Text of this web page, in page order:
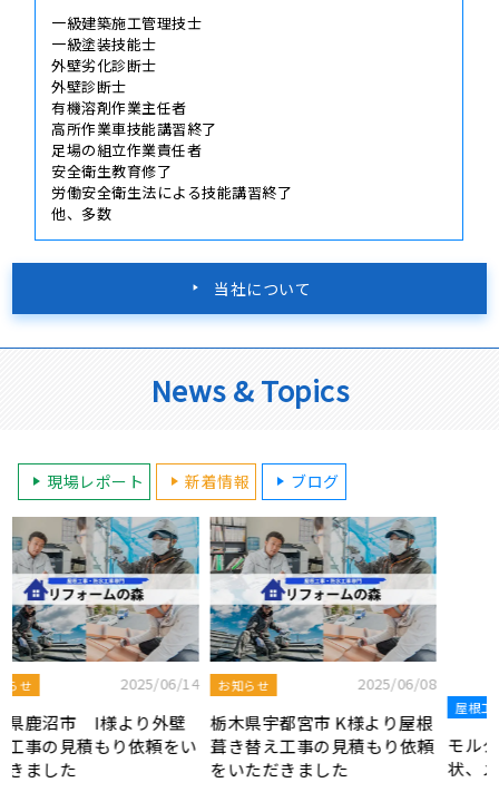
一級建築施工管理技士
一級塗装技能士
外壁劣化診断士
外壁診断士
有機溶剤作業主任者
高所作業車技能講習終了
足場の組立作業責任者
安全衛生教育修了
労働安全衛生法による技能講習終了
他、多数
当社について
News & Topics
現場レポート 新着情報 ブログ
屋根工事ブログ 2025/08/19
モルタル外壁の特徴と劣化症
状、メンテナンス方法を解説
2025/07/22
令和7年度 結婚新生活支援補
助金が実施されます！